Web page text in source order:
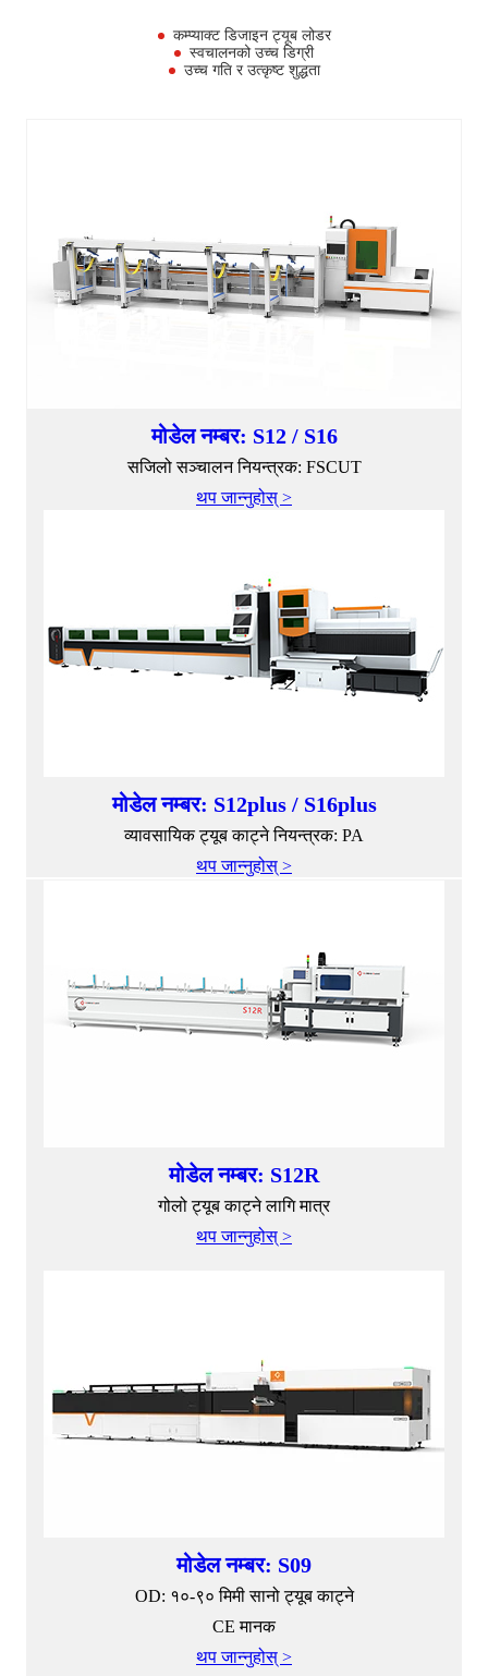
कम्प्याक्ट डिजाइन ट्यूब लोडर
स्वचालनको उच्च डिग्री
उच्च गति र उत्कृष्ट शुद्धता
मोडेल नम्बर: S12 / S16
सजिलो सञ्चालन नियन्त्रक: FSCUT
थप जान्नुहोस् >
मोडेल नम्बर: S12plus / S16plus
व्यावसायिक ट्यूब काट्ने नियन्त्रक: PA
थप जान्नुहोस् >
मोडेल नम्बर: S12R
गोलो ट्यूब काट्ने लागि मात्र
थप जान्नुहोस् >
मोडेल नम्बर: S09
OD: १०-९० मिमी सानो ट्यूब काट्ने
CE मानक
थप जान्नुहोस् >